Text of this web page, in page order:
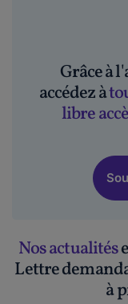
Grâce à
accédez à
libre
Nos actualités
Lettre
à